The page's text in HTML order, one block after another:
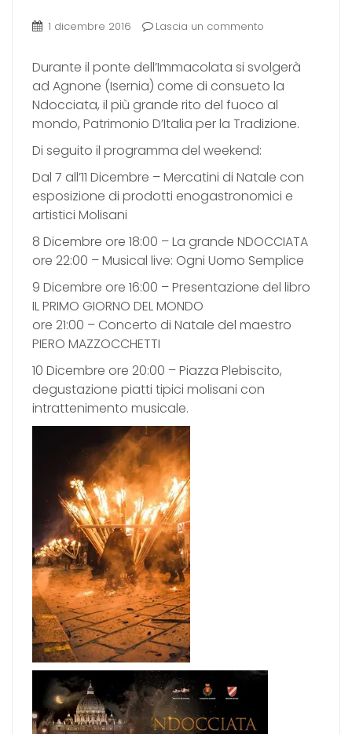
1 dicembre 2016 Lascia un commento
Durante il ponte dell’Immacolata si svolgerà
ad Agnone (Isernia) come di consueto la
Ndocciata, il più grande rito del fuoco al
mondo, Patrimonio D’Italia per la Tradizione.
Di seguito il programma del weekend:
Dal 7 all’11 Dicembre – Mercatini di Natale con
esposizione di prodotti enogastronomici e
artistici Molisani
8 Dicembre ore 18:00 – La grande NDOCCIATA
ore 22:00 – Musical live: Ogni Uomo Semplice
9 Dicembre ore 16:00 – Presentazione del libro
IL PRIMO GIORNO DEL MONDO
ore 21:00 – Concerto di Natale del maestro
PIERO MAZZOCCHETTI
10 Dicembre ore 20:00 – Piazza Plebiscito,
degustazione piatti tipici molisani con
intrattenimento musicale.